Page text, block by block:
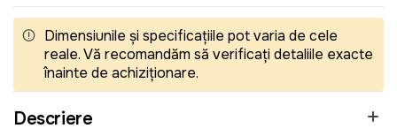
Dimensiunile și specificațiile pot varia de cele
reale. Vă recomandăm să verificați detaliile exacte
înainte de achiziționare.
Descriere